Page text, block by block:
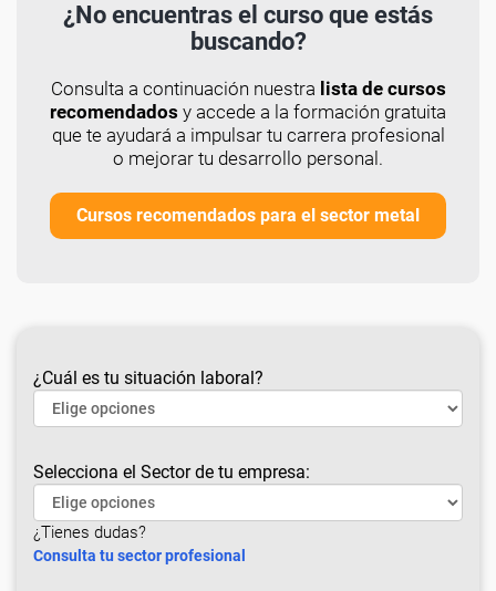
¿No encuentras el curso que estás
buscando?
Consulta a continuación nuestra lista de cursos
recomendados y accede a la formación gratuita
que te ayudará a impulsar tu carrera profesional
o mejorar tu desarrollo personal.
Cursos recomendados para el sector metal
¿Cuál es tu situación laboral?
Selecciona el Sector de tu empresa:
¿Tienes dudas?
Consulta tu sector profesional